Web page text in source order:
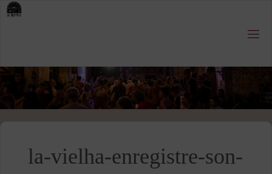
Skip
la-vielha-enregistre-son-